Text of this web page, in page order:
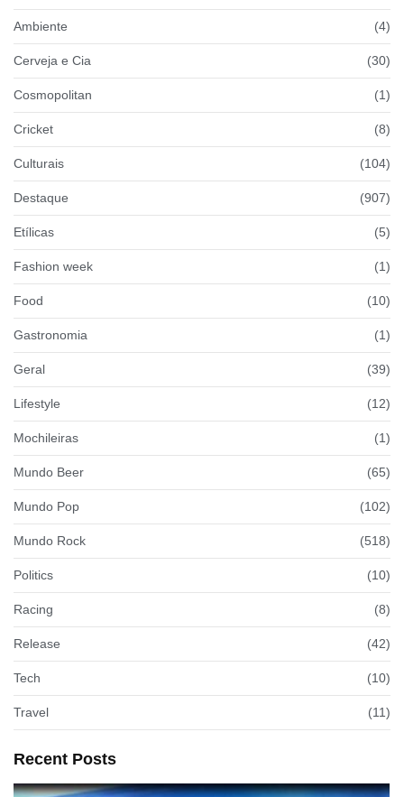
Ambiente (4)
Cerveja e Cia (30)
Cosmopolitan (1)
Cricket (8)
Culturais (104)
Destaque (907)
Etílicas (5)
Fashion week (1)
Food (10)
Gastronomia (1)
Geral (39)
Lifestyle (12)
Mochileiras (1)
Mundo Beer (65)
Mundo Pop (102)
Mundo Rock (518)
Politics (10)
Racing (8)
Release (42)
Tech (10)
Travel (11)
Recent Posts